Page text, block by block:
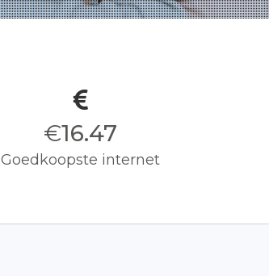
€16.50
Goedkoopste internet